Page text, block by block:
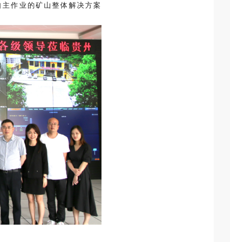
作业的矿山整体解决方案